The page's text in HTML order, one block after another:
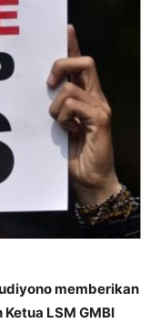
memberikan
LSM GMBI